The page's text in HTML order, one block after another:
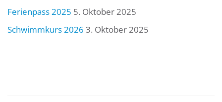
Ferienpass 2025 5. Oktober 2025
Schwimmkurs 2026 3. Oktober 2025